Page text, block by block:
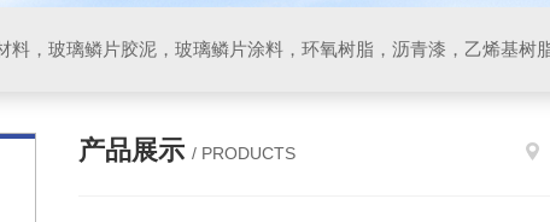
产品展示 / PRODUCTS